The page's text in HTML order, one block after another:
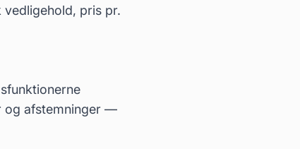
pris pr.
og afstemninger —